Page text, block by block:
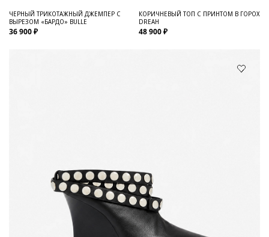
ЧЕРНЫЙ ТРИКОТАЖНЫЙ ДЖЕМПЕР С
ВЫРЕЗОМ «БАРДО» BULLE
36 900 ₽
КОРИЧНЕВЫЙ ТОП С ПРИНТОМ В ГОРОХ
DREAH
48 900 ₽